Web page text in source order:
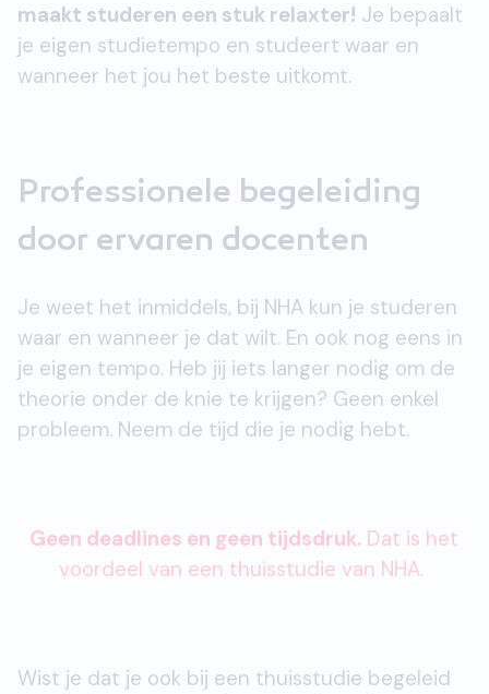
maakt studeren een stuk relaxter! Je bepaalt
je eigen studietempo en studeert waar en
wanneer het jou het beste uitkomt.
Professionele begeleiding
door ervaren docenten
Je weet het inmiddels, bij NHA kun je studeren
waar en wanneer je dat wilt. En ook nog eens in
je eigen tempo. Heb jij iets langer nodig om de
theorie onder de knie te krijgen? Geen enkel
probleem. Neem de tijd die je nodig hebt.
Geen deadlines en geen tijdsdruk. Dat is het
voordeel van een thuisstudie van NHA.
Wist je dat je ook bij een thuisstudie begeleid